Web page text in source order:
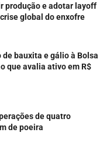
produção e adotar layoff
global do enxofre
bauxita e gálio à Bolsa
que avalia ativo em R$
de quatro
de poeira